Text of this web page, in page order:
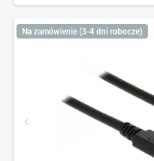
Na zamówienie (3-4 dni robocze)